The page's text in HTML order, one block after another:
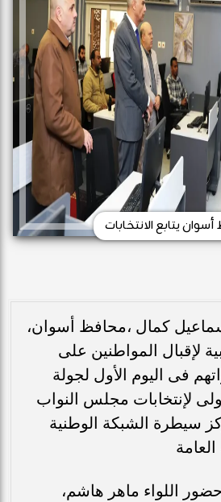
يتابع الانتخابات
كمال ،محافظ أسوان،
لإقبال المواطنين على
فى اليوم الأول لجولة
لإنتخابات مجلس النواب
سيطرة الشبكة الوطنية
اللواء ماهر هاشم،